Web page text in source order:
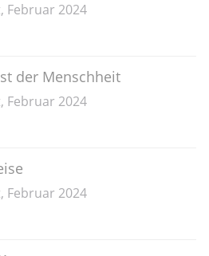
Februar 2024
der Menschheit
Februar 2024
Februar 2024